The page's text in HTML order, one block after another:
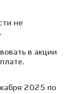
не
в акции
2025 по